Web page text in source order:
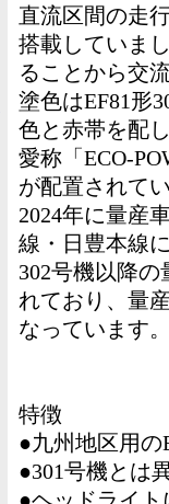
直流区間の走
搭載していま
ることから交
塗色はEF81形
色と赤帯を配
愛称「ECO-
が配置されて
2024年に量産
線・日豊本線
302号機以降
れており、量
なっています
特徴
●九州地区用の
●301号機とは